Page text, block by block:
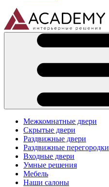
Межкомнатные двери
Скрытые двери
Раздвижные двери
Раздвижные перегородки
Входные двери
Умные решения
Мебель
Наши салоны